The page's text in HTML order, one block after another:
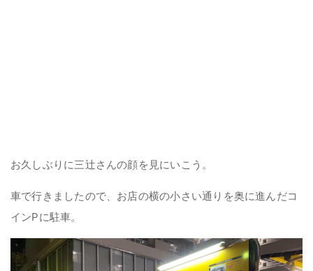
お久しぶりに三辻さんの顔を見にいこう。
車で行きましたので、お店の横の小さい通りを奥に進んだコ
インPに駐車。